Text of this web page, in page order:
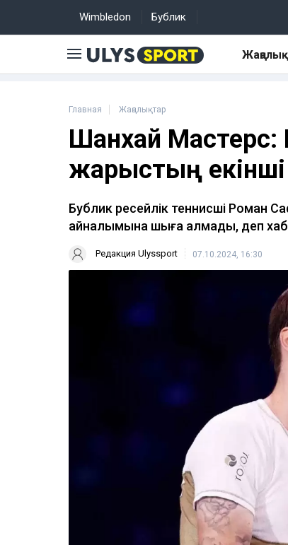
Wimbledon Бублик
Главная Жаңалықтар
Шанхай Мастерс:
жарыстың
Бублик ресейлік теннисші Роман
айналымына шыға алмады, деп
Редакция Ulyssport 07.10.2024, 16:30